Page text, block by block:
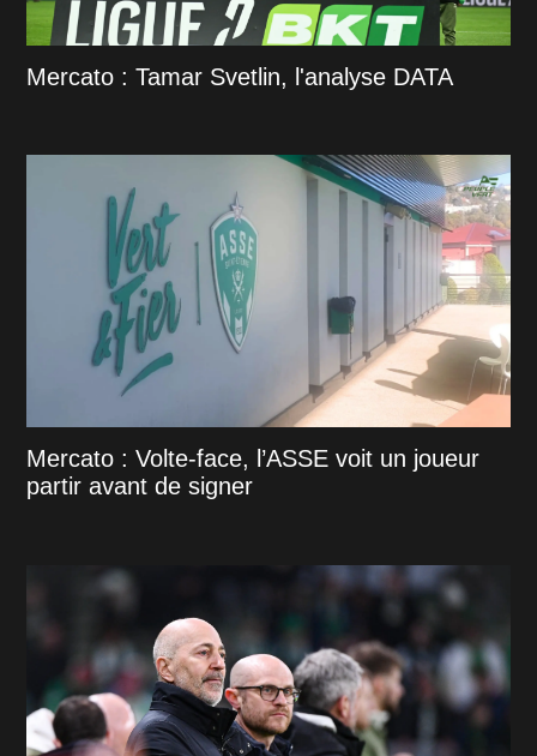
Mercato : Tamar Svetlin, l'analyse DATA
Mercato : Volte-face, l’ASSE voit un joueur
partir avant de signer